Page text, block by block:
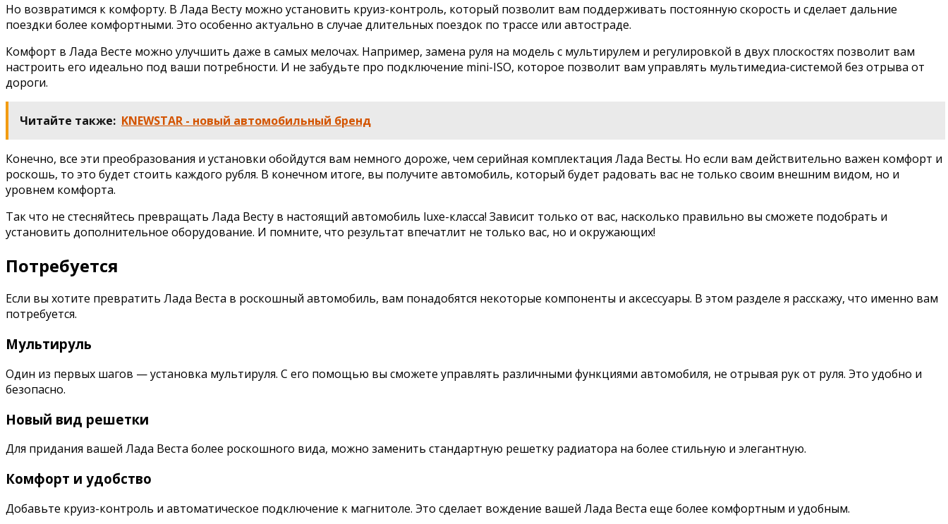
Но возвратимся к комфорту. В Лада Весту можно установить круиз-контроль, который позволит вам поддерживать постоянную скорость и сделает дальние
поездки более комфортными. Это особенно актуально в случае длительных поездок по трассе или автостраде.
Комфорт в Лада Весте можно улучшить даже в самых мелочах. Например, замена руля на модель с мультирулем и регулировкой в двух плоскостях позволит вам
настроить его идеально под ваши потребности. И не забудьте про подключение mini-ISO, которое позволит вам управлять мультимедиа-системой без отрыва от
дороги.
Читайте также: KNEWSTAR - новый автомобильный бренд
Конечно, все эти преобразования и установки обойдутся вам немного дороже, чем серийная комплектация Лада Весты. Но если вам действительно важен комфорт и
роскошь, то это будет стоить каждого рубля. В конечном итоге, вы получите автомобиль, который будет радовать вас не только своим внешним видом, но и
уровнем комфорта.
Так что не стесняйтесь превращать Лада Весту в настоящий автомобиль luxe-класса! Зависит только от вас, насколько правильно вы сможете подобрать и
установить дополнительное оборудование. И помните, что результат впечатлит не только вас, но и окружающих!
Потребуется
Если вы хотите превратить Лада Веста в роскошный автомобиль, вам понадобятся некоторые компоненты и аксессуары. В этом разделе я расскажу, что именно вам
потребуется.
Мультируль
Один из первых шагов — установка мультируля. С его помощью вы сможете управлять различными функциями автомобиля, не отрывая рук от руля. Это удобно и
безопасно.
Новый вид решетки
Для придания вашей Лада Веста более роскошного вида, можно заменить стандартную решетку радиатора на более стильную и элегантную.
Комфорт и удобство
Добавьте круиз-контроль и автоматическое подключение к магнитоле. Это сделает вождение вашей Лада Веста еще более комфортным и удобным.